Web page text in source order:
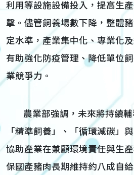
利用等設施設備投入，提高生
擊。儘管飼養場數下降，整體
定水準，產業集中化、專業化
有助強化防疫管理、降低單位
業競爭力。
農業部強調，未來將持續輔
「精準飼養」、「循環減碳」
協助產業在兼顧環境責任與生
保國產豬肉長期維持約八成自